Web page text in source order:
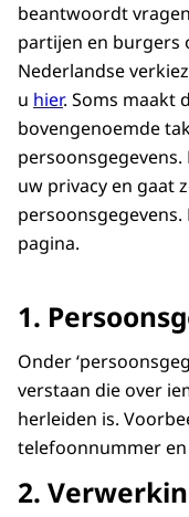
beantwoordt
partijen en burgers
Nederlandse
u hier. Soms maakt
bovengenoemde
uw privacy en gaat
pagina.
1.
Onder
verstaan die over
herleiden is.
telefoonnummer en
2.